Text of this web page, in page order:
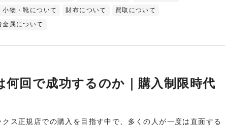
小物・靴について
財布について
買取について
金属について
回で成功するのか｜購入制限時代
クス正規店での購入を目指す中で、多くの人が一度は直面する